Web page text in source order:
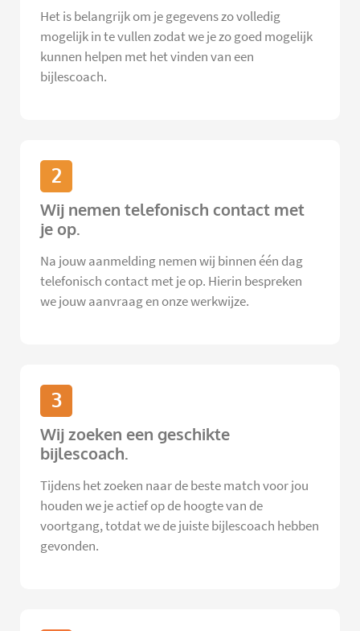
Het is belangrijk om je gegevens zo volledig
mogelijk in te vullen zodat we je zo goed mogelijk
kunnen helpen met het vinden van een
bijlescoach.
2
Wij nemen telefonisch contact met
je op.
Na jouw aanmelding nemen wij binnen één dag
telefonisch contact met je op. Hierin bespreken
we jouw aanvraag en onze werkwijze.
3
Wij zoeken een geschikte
bijlescoach.
Tijdens het zoeken naar de beste match voor jou
houden we je actief op de hoogte van de
voortgang, totdat we de juiste bijlescoach hebben
gevonden.